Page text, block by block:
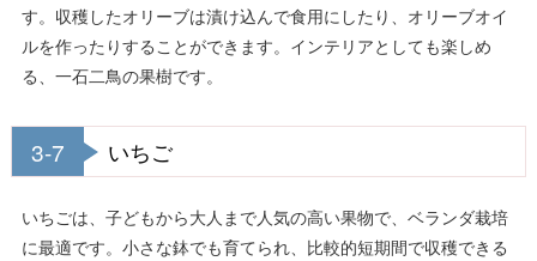
す。収穫したオリーブは漬け込んで食用にしたり、オリーブオイ
ルを作ったりすることができます。インテリアとしても楽しめ
る、一石二鳥の果樹です。
3-7 いちご
いちごは、子どもから大人まで人気の高い果物で、ベランダ栽培
に最適です。小さな鉢でも育てられ、比較的短期間で収穫できる